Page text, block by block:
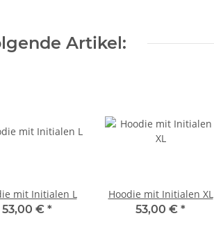
Artikel:
mit Initialen L
53,00 € *
Hoodie mit Initialen XL
53,00 € *